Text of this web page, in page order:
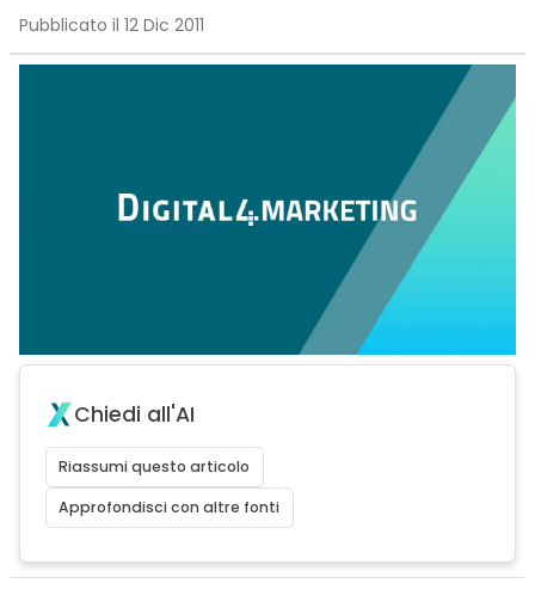
Pubblicato il 12 Dic 2011
Chiedi all'AI
Riassumi questo articolo
Approfondisci con altre fonti